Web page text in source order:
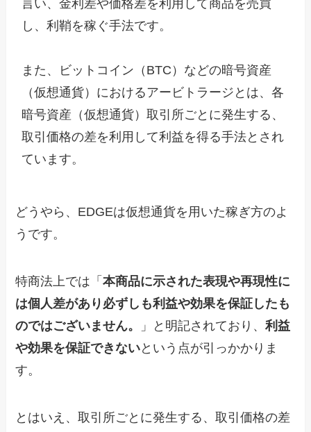
言い、金利差や価格差を利用して商品を売買
し、利鞘を稼ぐ手法です。
また、ビットコイン（BTC）などの暗号資産
（仮想通貨）におけるアービトラージとは、各
暗号資産（仮想通貨）取引所ごとに発生する、
取引価格の差を利用して利益を得る手法とされ
ています。
どうやら、EDGEは仮想通貨を用いた稼ぎ方のよ
うです。
特商法上では「本商品に示された表現や再現性に
は個人差があり必ずしも利益や効果を保証したも
のではございません。
」と明記されており、利益
や効果を保証できないという点が引っかかりま
す。
とはいえ、取引所ごとに発生する、取引価格の差